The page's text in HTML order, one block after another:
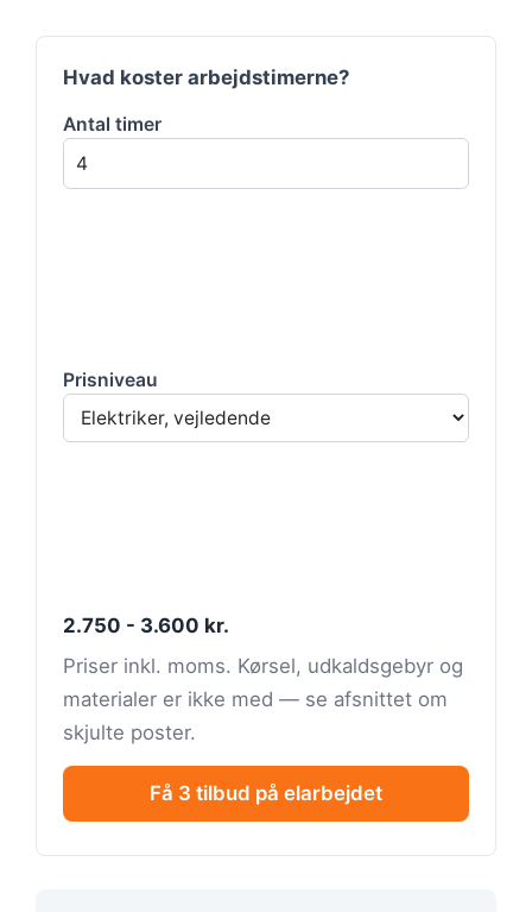
Hvad koster arbejdstimerne?
Antal timer
Prisniveau
2.750 - 3.600 kr.
Priser inkl. moms. Kørsel, udkaldsgebyr og
materialer er ikke med — se afsnittet om
skjulte poster.
Få 3 tilbud på elarbejdet